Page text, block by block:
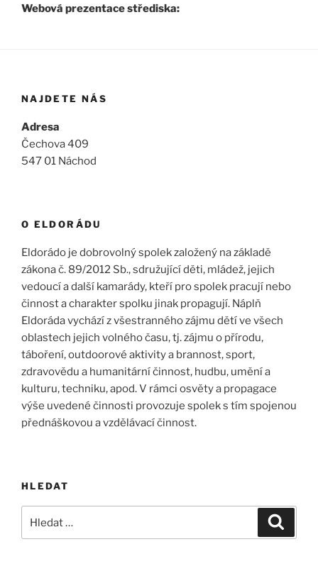
Webová prezentace střediska:
NAJDETE NÁS
Adresa
Čechova 409
547 01 Náchod
O ELDORÁDU
Eldorádo je dobrovolný spolek založený na základě
zákona č. 89/2012 Sb., sdružující děti, mládež, jejich
vedoucí a další kamarády, kteří pro spolek pracují nebo
činnost a charakter spolku jinak propagují. Náplň
Eldoráda vychází z všestranného zájmu dětí ve všech
oblastech jejich volného času, tj. zájmu o přírodu,
táboření, outdoorové aktivity a brannost, sport,
zdravovědu a humanitární činnost, hudbu, umění a
kulturu, techniku, apod. V rámci osvěty a propagace
výše uvedené činnosti provozuje spolek s tím spojenou
přednáškovou a vzdělávací činnost.
HLEDAT